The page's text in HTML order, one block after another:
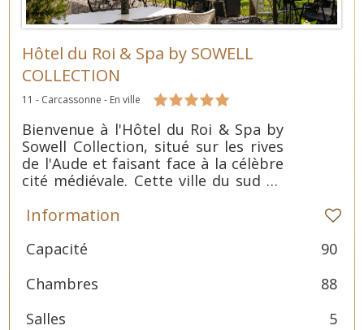
Hôtel du Roi & Spa by SOWELL
COLLECTION
11 - Carcassonne - En ville
Bienvenue à l'Hôtel du Roi & Spa by
Sowell Collection, situé sur les rives
de l'Aude et faisant face à la célèbre
cité médiévale. Cette ville du sud de
culturel et abrite de nombreux
tous à une courte distance de
Information
Capacité
90
Chambres
88
Salles
5